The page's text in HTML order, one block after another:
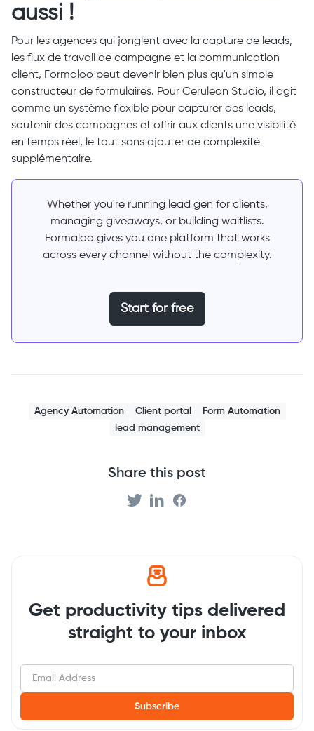
aussi !
Pour les agences qui jonglent avec la capture de leads,
les flux de travail de campagne et la communication
client, Formaloo peut devenir bien plus qu'un simple
constructeur de formulaires. Pour Cerulean Studio, il agit
comme un système flexible pour capturer des leads,
soutenir des campagnes et offrir aux clients une visibilité
en temps réel, le tout sans ajouter de complexité
supplémentaire.
Whether you're running lead gen for clients,
managing giveaways, or building waitlists.
Formaloo gives you one platform that works
across every channel without the complexity.
Start for free
Agency Automation Client portal
Form Automation
lead management
Share this post
Get productivity tips delivered
straight to your inbox